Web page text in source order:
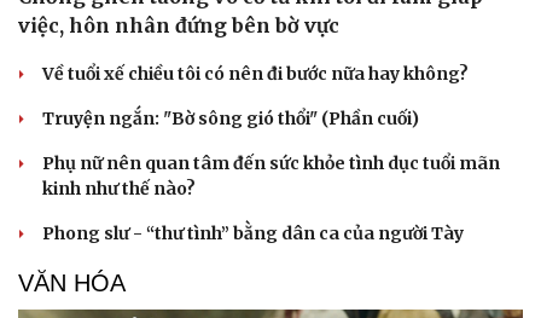
việc, hôn nhân đứng bên bờ vực
Về tuổi xế chiều tôi có nên đi bước nữa hay không?
Truyện ngắn: "Bờ sông gió thổi" (Phần cuối)
Phụ nữ nên quan tâm đến sức khỏe tình dục tuổi mãn
kinh như thế nào?
Phong slư - “thư tình” bằng dân ca của người Tày
VĂN HÓA